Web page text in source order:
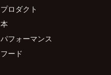
プロダクト
本
パフォーマンス
フード